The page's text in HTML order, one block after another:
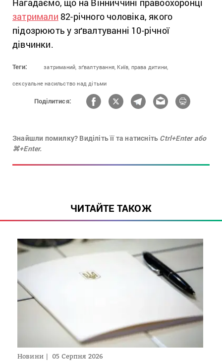
затримали 82-річного чоловіка, якого
підозрюють у зґвалтуванні 10-річної
дівчинки.
Теги: затриманий, зґвалтування, Київ, права дитини,
сексуальне насильство над дітьми
Поділитися:
Знайшли помилку? Виділіть її та натисніть Ctrl+Enter або
⌘+Enter.
ЧИТАЙТЕ ТАКОЖ
Новини 05 Серпня 2026